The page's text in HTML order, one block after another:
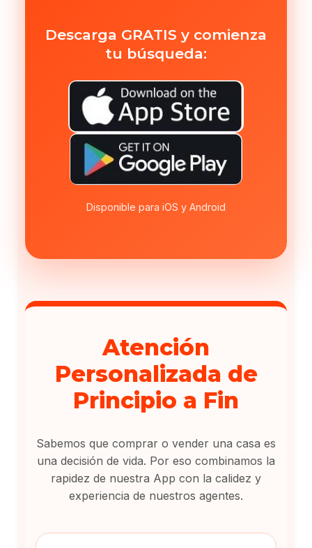
Descarga GRATIS y comienza
tu búsqueda:
Disponible para iOS y Android
Atención
Personalizada de
Principio a Fin
Sabemos que comprar o vender una casa es
una decisión de vida. Por eso combinamos la
rapidez de nuestra App con la calidez y
experiencia de nuestros agentes.